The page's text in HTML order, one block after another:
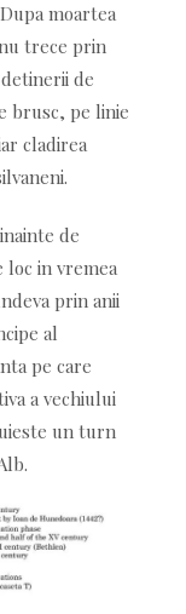
moartea
trece prin
de
brusc, pe linie
cladirea
de
in vremea
prin anii
al
pe care
a vechiului
un turn